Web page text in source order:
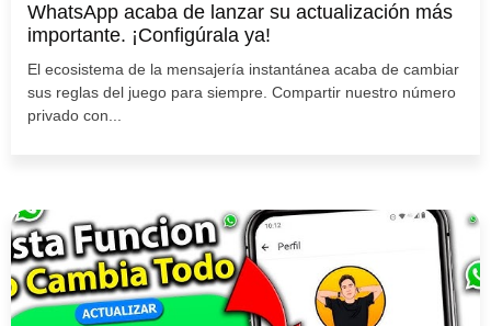
WhatsApp acaba de lanzar su actualización más
importante. ¡Configúrala ya!
El ecosistema de la mensajería instantánea acaba de cambiar
sus reglas del juego para siempre. Compartir nuestro número
privado con...